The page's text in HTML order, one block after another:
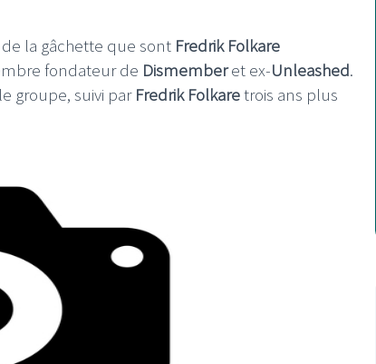
la gâchette que sont Fredrik Folkare
fondateur de Dismemberet ex-Unleashed.
groupe, suivi par Fredrik Folkaretrois ans plus